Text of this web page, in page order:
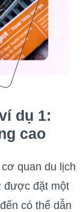
dụ 1:
cao
quan du lịch
được đặt một
có thể dẫn